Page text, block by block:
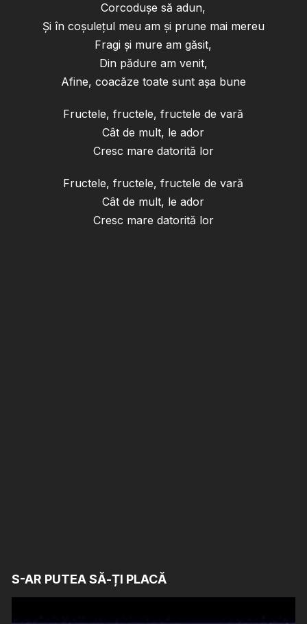
Corcodușe să adun,
Și în coșulețul meu am și prune mai mereu
Fragi și mure am găsit,
Din pădure am venit,
Afine, coacăze toate sunt așa bune
Fructele, fructele, fructele de vară
Cât de mult, le ador
Cresc mare datorită lor
Fructele, fructele, fructele de vară
Cât de mult, le ador
Cresc mare datorită lor
S-AR PUTEA SĂ-ȚI PLACĂ